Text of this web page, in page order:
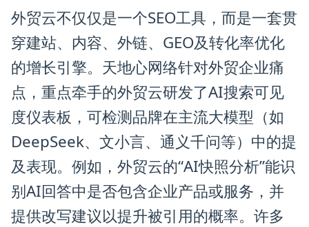
外贸云不仅仅是一个SEO工具，而是一套贯
穿建站、内容、外链、GEO及转化率优化
的增长引擎。天地心网络针对外贸企业痛
点，重点牵手的外贸云研发了AI搜索可见
度仪表板，可检测品牌在主流大模型（如
DeepSeek、文小言、通义千问等）中的提
及表现。例如，外贸云的“AI快照分析”能识
别AI回答中是否包含企业产品或服务，并
提供改写建议以提升被引用的概率。许多